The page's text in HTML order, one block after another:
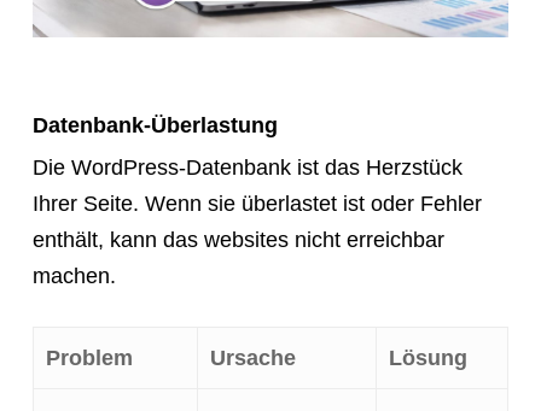
Datenbank-Überlastung
Die WordPress-Datenbank ist das Herzstück
Ihrer Seite. Wenn sie überlastet ist oder Fehler
enthält, kann das websites nicht erreichbar
machen.
Problem Ursache Lösung